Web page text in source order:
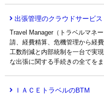
出張管理のクラウドサービ
Travel Manager（トラベルマネ
請、経費精算、危機管理から経
工数削減と内部統制を一台で実
な出張に関する手続きの全てを
ＩＡＣＥトラベルのBTM